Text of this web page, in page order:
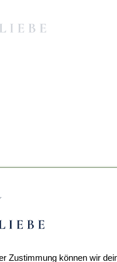
Zustimmung können wir